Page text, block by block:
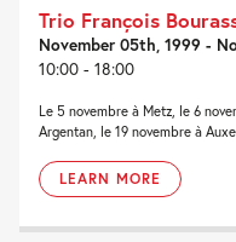
Trio François
November 05th, 1999 -
10:00 - 18:00
Le 5 novembre à Metz, le 6
Argentan, le 19 novembre à
LEARN MORE